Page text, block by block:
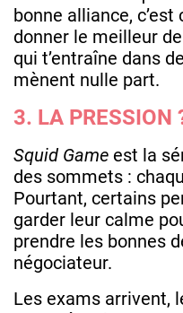
bonne alliance,
donner le meilleur
qui t’entraîne dans
mènent nulle part.
3. LA PRESSION
Squid Game est la
des sommets :
Pourtant, certains
garder leur calme
prendre les bonnes
négociateur.
Les exams arrivent,